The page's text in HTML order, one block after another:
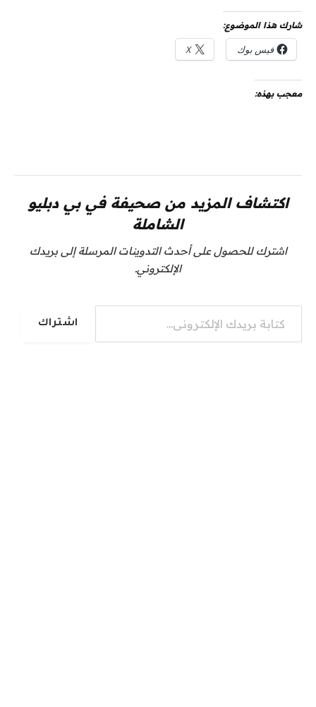
شارك هذا الموضوع:
فيس بوك X
معجب بهذه:
اكتشاف المزيد من صحيفة في بي دبليو
الشاملة
اشترك للحصول على أحدث التدوينات المرسلة إلى بريدك
الإلكتروني.
كتابة بريدك الإلكتروني...
اشتراك